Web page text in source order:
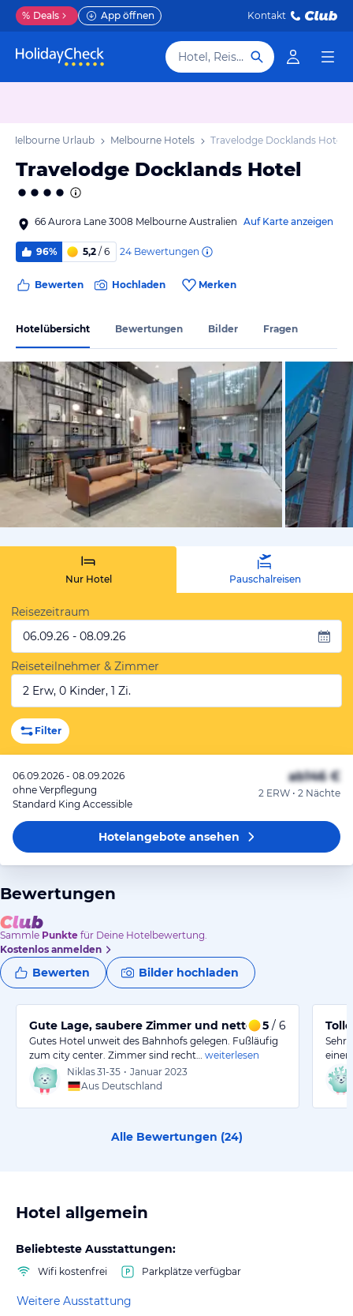
% Deals App öffnen Kontakt
Hotel, Reiseziel
Melbourne Urlaub Melbourne Hotels Travelodge Docklands Hotel
Travelodge Docklands Hotel
66 Aurora Lane 3008 Melbourne Australien Auf Karte anzeigen
96% 5,2 / 6 24 Bewertungen
Bewerten Hochladen Merken
Hotelübersicht Bewertungen Bilder Fragen
von
Nur Hotel Pauschalreisen
Reisezeitraum
06.09.26 - 08.09.26
Reiseteilnehmer & Zimmer
2 Erw, 0 Kinder, 1 Zi.
Filter
06.09.2026 - 08.09.2026
ohne Verpflegung
Standard King Accessible
ab146 €
2 ERW • 2 Nächte
Hotelangeboteansehen
Bewertungen
Sammle Punkte für Deine Hotelbewertung.
Kostenlos anmelden
Bewerten Bilder hochladen
Gute Lage, saubere Zimmer und nettes Personal
5 / 6
Gutes Hotel unweit des Bahnhofs gelegen. Fußläufig
zum city center. Zimmer sind recht…
weiterlesen
Niklas31-35 • Januar 2023
Aus Deutschland
Sehr
Alle Bewertungen (24)
Hotel allgemein
Beliebteste Ausstattungen:
Wifi kostenfrei Parkplätze verfügbar
Weitere Ausstattung